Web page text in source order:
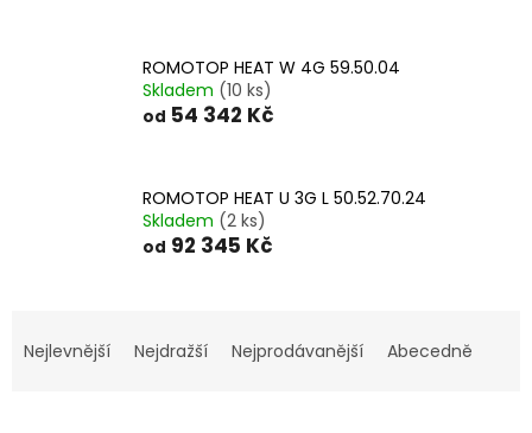
ROMOTOP HEAT W 4G 59.50.04
Skladem (10 ks)
od 54 342 Kč
ROMOTOP HEAT U 3G L 50.52.70.24
Skladem (2 ks)
od 92 345 Kč
aNejlevnější Nejdražší Nejprodávanější Abecedně